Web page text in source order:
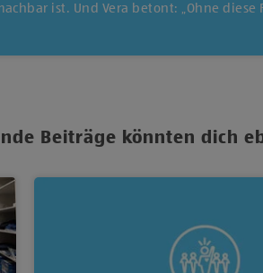
ist. Und Vera betont: „Ohne
Beiträge könnten dich